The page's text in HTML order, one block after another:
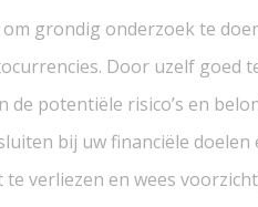
grondig onderzoek te
Door uzelf goed
de potentiële risico’s en
bij uw financiële
verliezen en wees